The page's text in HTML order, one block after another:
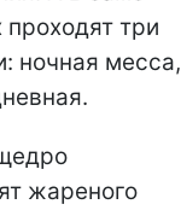
три
ночная месса,
жареного